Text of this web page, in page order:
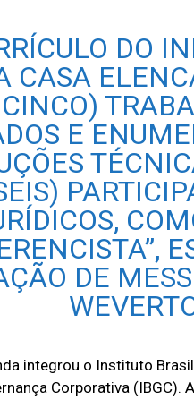
DO
CASA
E
DE
integrou o Instituto
Corporativa